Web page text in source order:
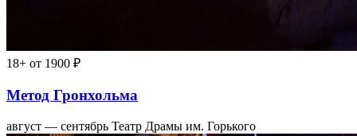
18+ от 1900 ₽
Метод Гронхольма
август — сентябрь Театр Драмы им. Горького